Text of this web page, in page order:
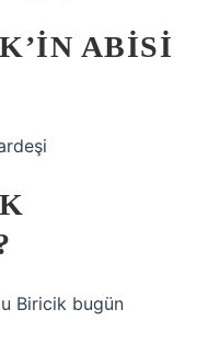
ABISI
Biricik bugün